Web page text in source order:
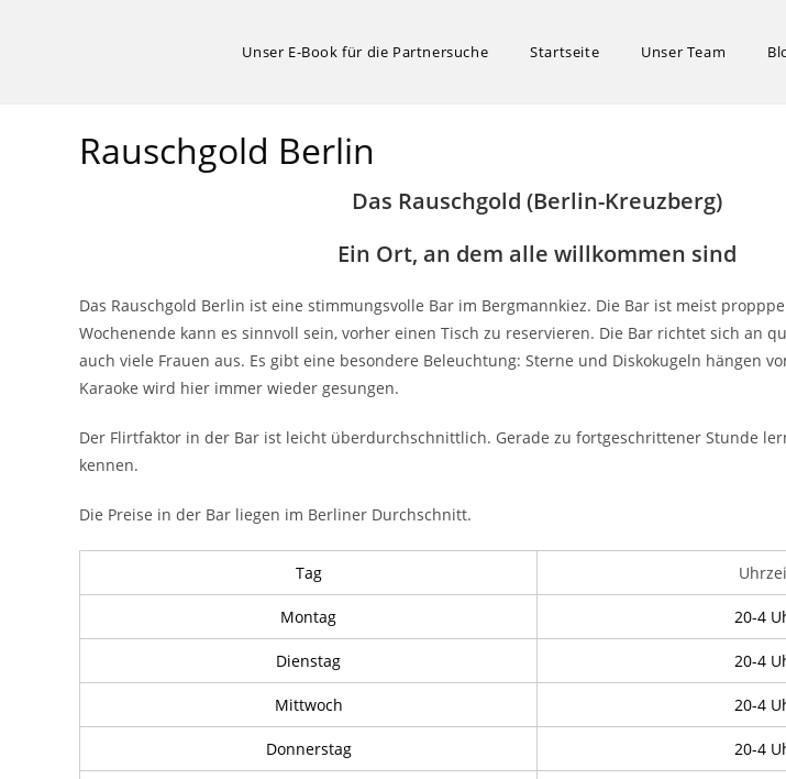
Unser E-Book für die Partnersuche Startseite Unser Team
Rauschgold Berlin
Das Rauschgold (Berlin-Kreuzberg)
Ein Ort, an dem alle willkommen sind
Das Rauschgold Berlin ist eine stimmungsvolle Bar im Bergmannkiez. Die Bar ist meist
Wochenende kann es sinnvoll sein, vorher einen Tisch zu reservieren. Die Bar richtet sich an
auch viele Frauen aus. Es gibt eine besondere Beleuchtung: Sterne und Diskokugeln hängen
Karaoke wird hier immer wieder gesungen.
Der Flirtfaktor in der Bar ist leicht überdurchschnittlich. Gerade zu fortgeschrittener Stunde
kennen.
Die Preise in der Bar liegen im Berliner Durchschnitt.
Tag
Montag 20-4
Dienstag 20-4
Mittwoch 20-4
Donnerstag 20-4